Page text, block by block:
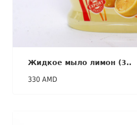
Жидкое мыло лимон (3..
330 AMD